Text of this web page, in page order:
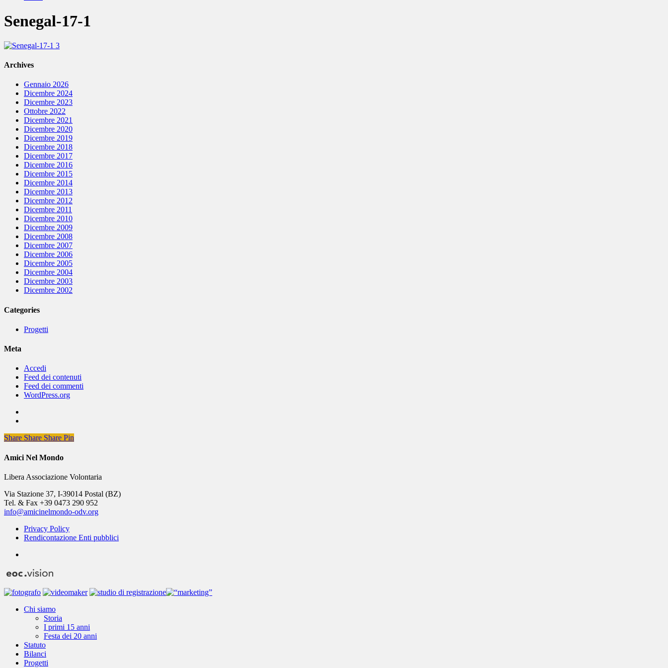
Senegal-17-1
Archives
Gennaio 2026
Dicembre 2024
Dicembre 2023
Ottobre 2022
Dicembre 2021
Dicembre 2020
Dicembre 2019
Dicembre 2018
Dicembre 2017
Dicembre 2016
Dicembre 2015
Dicembre 2014
Dicembre 2013
Dicembre 2012
Dicembre 2011
Dicembre 2010
Dicembre 2009
Dicembre 2008
Dicembre 2007
Dicembre 2006
Dicembre 2005
Dicembre 2004
Dicembre 2003
Dicembre 2002
Categories
Progetti
Meta
Accedi
Feed dei contenuti
Feed dei commenti
WordPress.org
Share
Share Share Share Pin
Amici Nel Mondo
Libera Associazione Volontaria
Via Stazione 37, I-39014 Postal (BZ)
Tel. & Fax +39 0473 290 952
info@amicinelmondo-odv.org
Privacy Policy
Rendicontazione Enti pubblici
Close
Chi siamo
Storia
I primi 15 anni
Festa dei 20 anni
Statuto
Bilanci
Progetti